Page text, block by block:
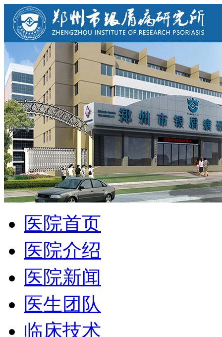
医院首页
医院介绍
医院新闻
医生团队
临床技术